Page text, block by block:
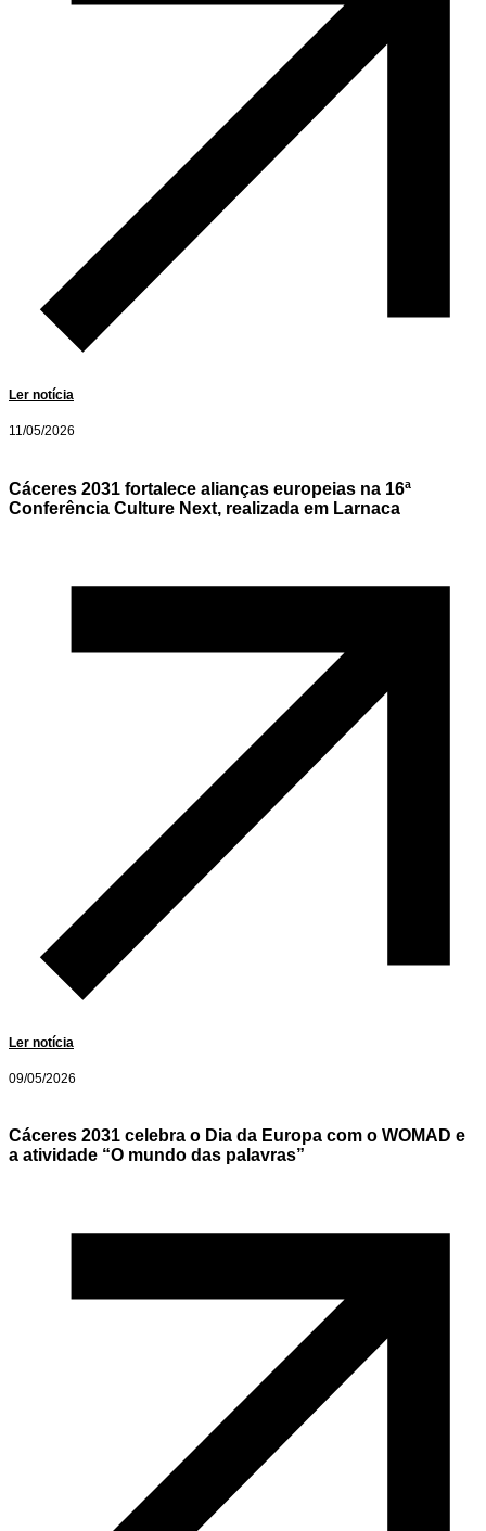
Ler notícia
11/05/2026
Cáceres 2031 fortalece alianças europeias na 16ª
Conferência Culture Next, realizada em Larnaca
Ler notícia
09/05/2026
Cáceres 2031 celebra o Dia da Europa com o WOMAD e
a atividade “O mundo das palavras”